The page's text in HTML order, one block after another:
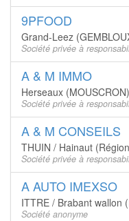
9PFOOD
Grand-Leez
Société privée à
A & M IMMO
Herseaux
Société privée à
A & M CONSEILS
THUIN / Hainaut
Société privée à
A AUTO IMEXSO
ITTRE / Brabant wallon
Société anonyme